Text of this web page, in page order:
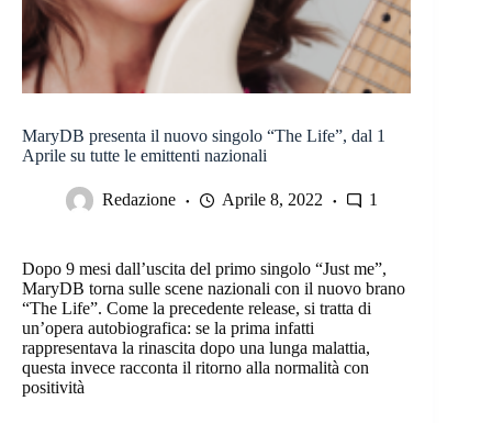
MaryDB presenta il nuovo singolo “The Life”, dal 1
Aprile su tutte le emittenti nazionali
Redazione Aprile 8, 2022 1
Dopo 9 mesi dall’uscita del primo singolo “Just me”,
MaryDB torna sulle scene nazionali con il nuovo brano
“The Life”. Come la precedente release, si tratta di
un’opera autobiografica: se la prima infatti
rappresentava la rinascita dopo una lunga malattia,
questa invece racconta il ritorno alla normalità con
positività